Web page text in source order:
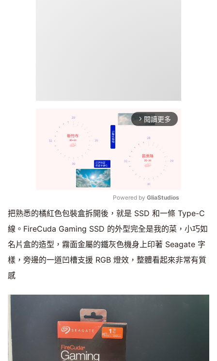
arrow_forward_ios 閱讀更多
Mute
Powered by GliaStudios
把熟悉的橘紅色包裝盒拆開後，就是 SSD 和一條 Type-C
線。FireCuda Gaming SSD 的外型完全是我的菜，小巧如
名片盒的造型，霧面金屬的鐵灰色機身上印著 Seagate 字
樣，旁邊的一道凹槽支援 RGB 燈效，整體看起來非常有質
感